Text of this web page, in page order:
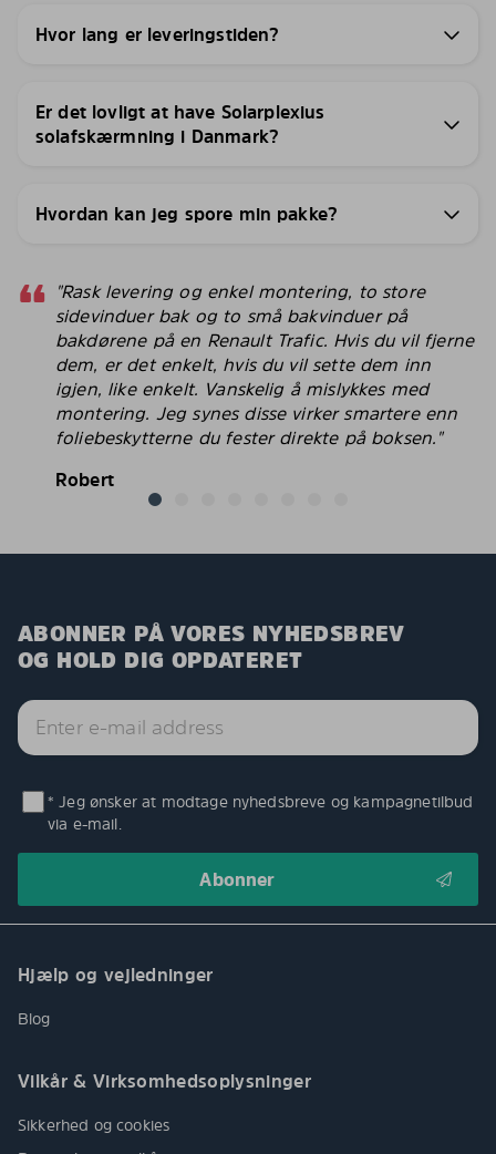
Hvor lang er leveringstiden?
Er det lovligt at have Solarplexius
solafskærmning i Danmark?
Hvordan kan jeg spore min pakke?
"Rask levering og enkel montering, to store
sidevinduer bak og to små bakvinduer på
bakdørene på en Renault Trafic. Hvis du vil fjerne
dem, er det enkelt, hvis du vil sette dem inn
igjen, like enkelt. Vanskelig å mislykkes med
montering. Jeg synes disse virker smartere enn
foliebeskytterne du fester direkte på boksen."
Robert
ABONNER PÅ VORES NYHEDSBREV
OG HOLD DIG OPDATERET
* Jeg ønsker at modtage nyhedsbreve og kampagnetilbud
via e-mail.
Hjælp og vejledninger
Blog
Vilkår & Virksomhedsoplysninger
Sikkerhed og cookies